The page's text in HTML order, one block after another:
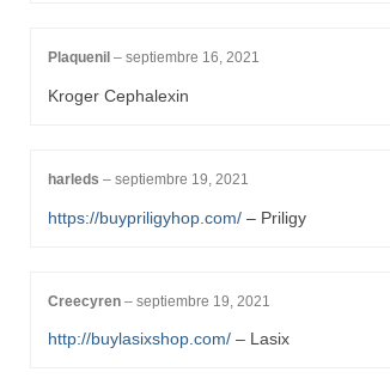
Plaquenil – septiembre 16, 2021
Kroger Cephalexin
harleds – septiembre 19, 2021
https://buypriligyhop.com/ – Priligy
Creecyren – septiembre 19, 2021
http://buylasixshop.com/ – Lasix